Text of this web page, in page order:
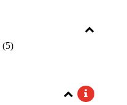
(5)